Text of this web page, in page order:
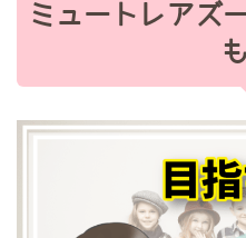
ミュートレアズ